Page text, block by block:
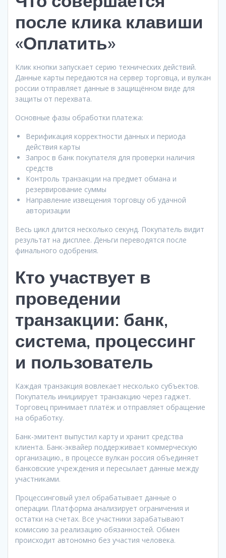
после клика клавиши
«Оплатить»
Клик кнопки запускает серию технических действий.
Данные карты передаются на сервер торговца, и вулкан
россии отправляет данные в защищённом виде для
защиты от перехвата.
Основные фазы обработки платежа:
Верификация корректности данных и периода
действия карты
Запрос в банк покупателя для проверки наличия
средств
Контроль транзакции на предмет обмана и
резервирование суммы
Направление извещения торговцу об удачной
авторизации
Весь цикл длится несколько секунд. Покупатель видит
результат на дисплее. Деньги переводятся после
финального одобрения.
Кто участвует в
проведении
транзакции: банк,
система, процессинг
и пользователь
Каждая транзакция вовлекает несколько субъектов.
Покупатель инициирует транзакцию через гаджет.
Торговец принимает платёж и отправляет обращение
на обработку.
Банк-эмитент выпустил карту и хранит средства
клиента. Банк-эквайер поддерживает коммерческую
организацию., в процессе вулкан россия объединяет
банковские учреждения и пересылает данные между
участниками.
Процессинговый узел обрабатывает данные о
операции. Платформа анализирует ограничения и
остатки на счетах. Все участники зарабатывают
комиссию за реализацию обязанностей. Обмен
происходит автономно без участия человека.